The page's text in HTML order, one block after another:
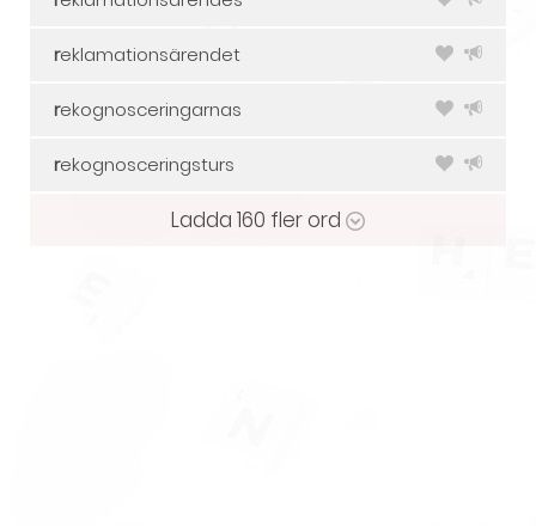
reklamationsärendet
rekognosceringarnas
rekognosceringsturs
Ladda 160 fler ord